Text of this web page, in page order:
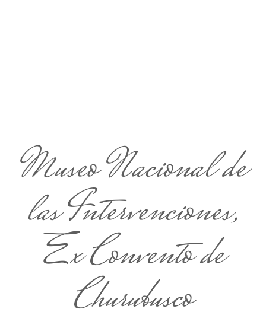
Museo Nacional de
las Intervenciones,
Ex Convento de